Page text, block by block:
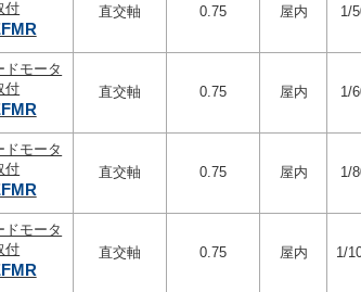
付
直交軸 0.75 屋内 1/
ドモータ
付
直交軸 0.75 屋内 1/
ドモータ
付
直交軸 0.75 屋内 1/
ドモータ
付
直交軸 0.75 屋内 1/